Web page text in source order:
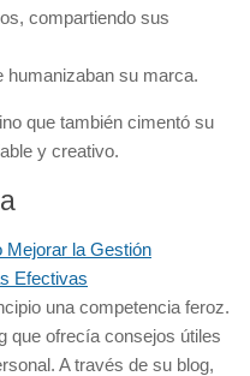
compartiendo sus
humanizaban su marca.
que también cimentó su
y creativo.
Mejorar la Gestión
Efectivas
una competencia feroz.
que ofrecía consejos útiles
A través de su blog,